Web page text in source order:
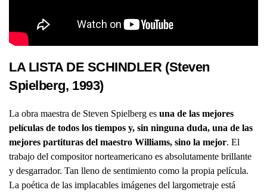
LA LISTA DE SCHINDLER (Steven
Spielberg, 1993)
La obra maestra de Steven Spielberg es una de las mejores
películas de todos los tiempos y, sin ninguna duda, una de las
mejores partituras del maestro Williams, sino la mejor. El
trabajo del compositor norteamericano es absolutamente brillante
y desgarrador. Tan lleno de sentimiento como la propia película.
La poética de las implacables imágenes del largometraje está